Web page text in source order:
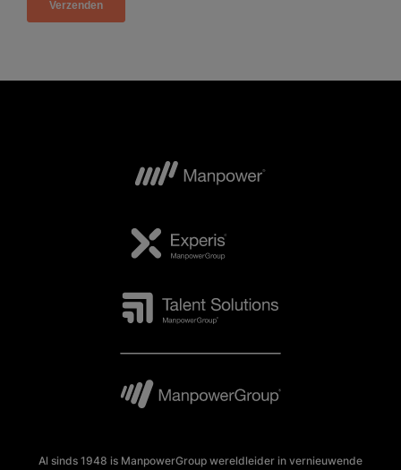
Al sinds 1948 is ManpowerGroup wereldleider in vernieuwende